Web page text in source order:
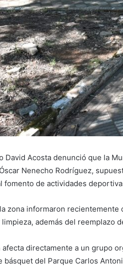
David Acosta denunció que la
Nenecho Rodríguez,
fomento de actividades
zona informaron recientemente
además del reemplazo
afecta directamente a un grupo
básquet del Parque Carlos